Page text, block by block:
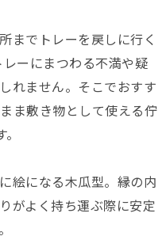
までトレーを戻しに行く
ーにまつわる不満や疑
れません。そこでおすす
ま敷き物として使える佇
絵になる木瓜型。縁の内
がよく持ち運ぶ際に安定